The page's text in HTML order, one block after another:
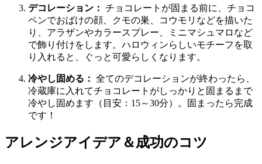
デコレーション： チョコレートが固まる前に、チョコ
ペンでおばけの顔、クモの巣、コウモリなどを描いた
り、アラザンやカラースプレー、ミニマシュマロなど
で飾り付けをします。ハロウィンらしいモチーフを取
り入れると、ぐっと可愛らしくなります。
冷やし固める： 全てのデコレーションが終わったら、
冷蔵庫に入れてチョコレートがしっかりと固まるまで
冷やし固めます（目安：15～30分）。固まったら完成
です！
アレンジアイデア＆成功のコツ